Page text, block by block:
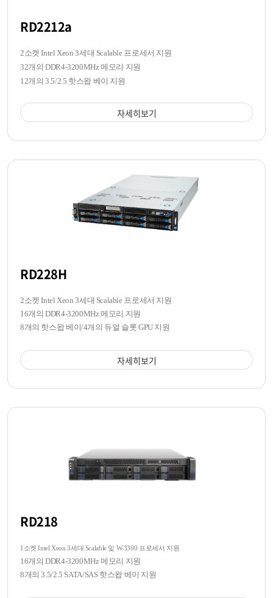
RD2212a
2소켓 Intel Xeon 3세대 Scalable 프로세서 지원
32개의 DDR4-3200MHz 메모리 지원
12개의 3.5/2.5 핫스왑 베이 지원
자세히보기
RD228H
2소켓 Intel Xeon 3세대 Scalable 프로세서 지원
16개의 DDR4-3200MHz 메모리 지원
8개의 핫스왑 베이/4개의 듀얼 슬롯 GPU 지원
자세히보기
RD218
1소켓 Intel Xeon 3세대 Scalable 및 W-3300 프로세서 지원
16개의 DDR4-3200MHz 메모리 지원
8개의 3.5/2.5 SATA/SAS 핫스왑 베이 지원